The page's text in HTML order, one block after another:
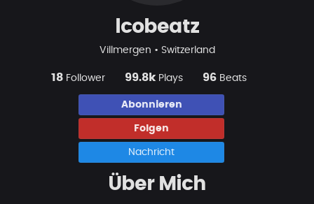
lcobeatz
Villmergen • Switzerland
18 Follower 99.8k Plays 96 Beats
Abonnieren
Folgen
Nachricht
Über Mich